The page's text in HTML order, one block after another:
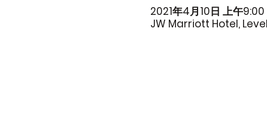
2021年4月10日 上午9:00
JW Marriott Hotel,